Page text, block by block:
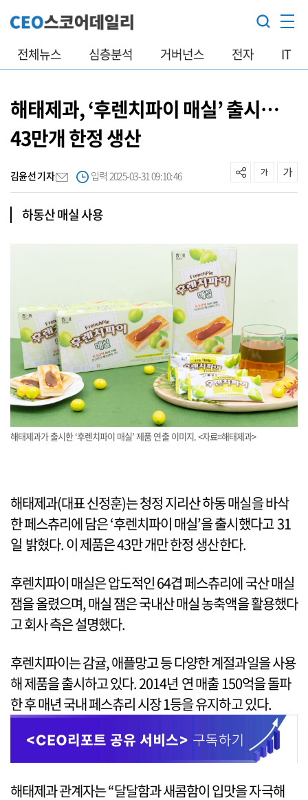
전체뉴스 심층분석 거버넌스 전자 IT
해태제과, ‘후렌치파이 매실’ 출시…
43만개 한정 생산
김윤선 기자 입력 2025-03-31 09:10:46
하동산 매실 사용
해태제과가 출시한 ‘후렌치파이 매실’ 제품 연출 이미지. <자료=해태제과>
해태제과(대표 신정훈)는 청정 지리산 하동 매실을 바삭
한 페스츄리에 담은 ‘후렌치파이 매실’을 출시했다고 31
일 밝혔다. 이 제품은 43만 개만 한정 생산한다.
후렌치파이 매실은 압도적인 64겹 페스츄리에 국산 매실
잼을 올렸으며, 매실 잼은 국내산 매실 농축액을 활용했다
고 회사 측은 설명했다.
후렌치파이는 감귤, 애플망고 등 다양한 계절과일을 사용
해 제품을 출시하고 있다. 2014년 연 매출 150억을 돌파
한 후 매년 국내 페스츄리 시장 1등을 유지하고 있다.
해태제과 관계자는 “달달함과 새콤함이 입맛을 자극해